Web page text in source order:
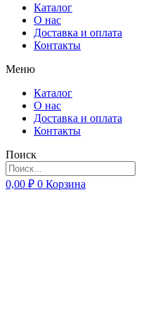
Каталог
О нас
Доставка и оплата
Контакты
Меню
Каталог
О нас
Доставка и оплата
Контакты
Поиск
0,00 ₽ 0 Корзина